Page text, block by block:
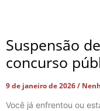
Suspensão
concurso
9 de janeiro de 2026
Você já enfrentou ou